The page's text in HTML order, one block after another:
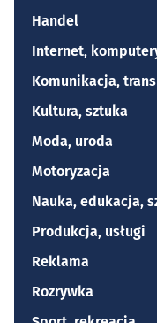
Handel
Internet,
Komunikacja,
Kultura, sztuka
Moda, uroda
Motoryzacja
Nauka, edukacja,
Produkcja, usługi
Reklama
Rozrywka